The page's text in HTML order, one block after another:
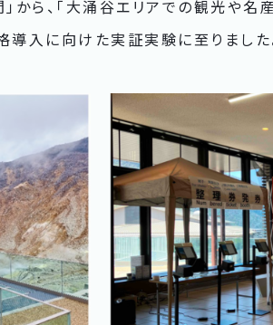
から、「大涌谷エリアでの観光や名
導入に向けた実証実験に至りました